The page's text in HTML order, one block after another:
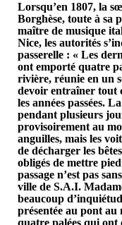
Lorsqu’en 1807, la
Borghèse, toute à sa
maître de musique
Nice, les autorités
passerelle : « Les
ont emporté quatre
rivière, réunie en un
devoir entraîner tout
les années passées.
pendant plusieurs
provisoirement au
anguilles, mais les
de décharger les
obligés de mettre
passage n’est pas
ville de S.A.I.
beaucoup
présentée au pont
quatre palées qui ont